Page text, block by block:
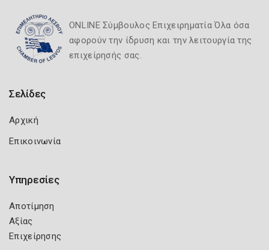
ONLINE Σύμβουλος Επιχειρηματία Όλα όσα
αφορούν την ίδρυση και την λειτουργία της
επιχείρησής σας.
Σελίδες
Αρχική
Επικοινωνία
Υπηρεσίες
Αποτίμηση
Αξίας
Επιχείρησης